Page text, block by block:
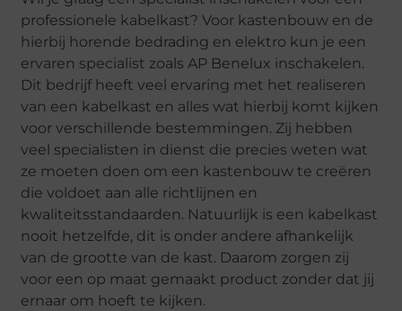
professionele kabelkast? Voor kastenbouw en de
hierbij horende bedrading en elektro kun je een
ervaren specialist zoals AP Benelux inschakelen.
Dit bedrijf heeft veel ervaring met het realiseren
van een kabelkast en alles wat hierbij komt kijken
voor verschillende bestemmingen. Zij hebben
veel specialisten in dienst die precies weten wat
ze moeten doen om een kastenbouw te creëren
die voldoet aan alle richtlijnen en
kwaliteitsstandaarden. Natuurlijk is een kabelkast
nooit hetzelfde, dit is onder andere afhankelijk
van de grootte van de kast. Daarom zorgen zij
voor een op maat gemaakt product zonder dat jij
ernaar om hoeft te kijken.